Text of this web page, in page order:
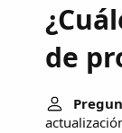
de